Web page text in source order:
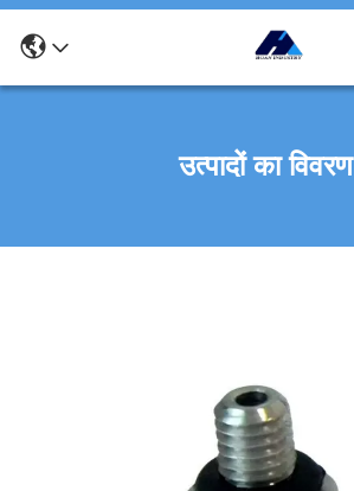
उत्पादों का विवरण